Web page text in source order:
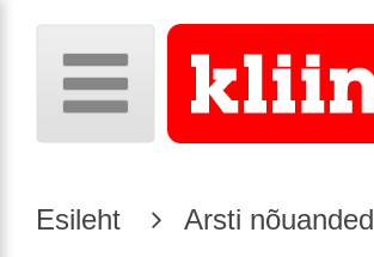
Esileht Arsti nõuanded